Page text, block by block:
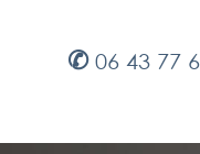
✆ 06 43 77